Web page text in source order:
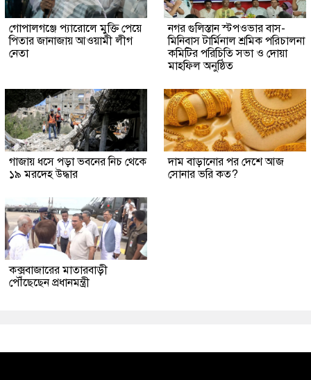
গোপালগঞ্জে প্যারোলে মুক্তি পেয়ে
পিতার জানাজায় আওয়ামী লীগ
নেতা
নগর গুলিস্তান স্টপওভার বাস-
মিনিবাস টার্মিনাল শ্রমিক পরিচালনা
কমিটির পরিচিতি সভা ও দোয়া
মাহফিল অনুষ্ঠিত
গাজায় ধসে পড়া ভবনের নিচ থেকে
১৯ মরদেহ উদ্ধার
দাম বাড়ানোর পর দেশে আজ
সোনার ভরি কত?
কক্সবাজারের মাতারবাড়ী
পৌঁছেছেন প্রধানমন্ত্রী